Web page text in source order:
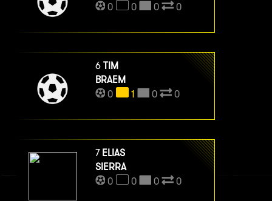
0
0 0 0
6 TIM
BRAEM
0
1 0 0
7 ELIAS
SIERRA
0
0 0 0